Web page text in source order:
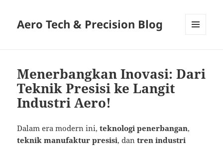
Aero Tech & Precision Blog
Menerbangkan Inovasi: Dari
Teknik Presisi ke Langit
Industri Aero!
Dalam era modern ini,teknologi penerbangan,
teknik manufaktur presisi, dantren industri